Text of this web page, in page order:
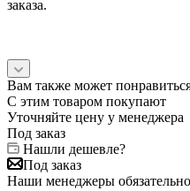
заказа.
Вам также может
С этим товаром покупают
Уточняйте цену у менеджера
Под заказ
Нашли дешевле?
Под заказ
Наши менеджеры